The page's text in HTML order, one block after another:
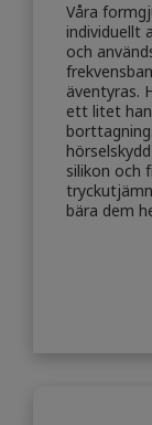
Våra
individuellt
och
äventyras.
ett litet
borttagning.
silikon och
bära dem